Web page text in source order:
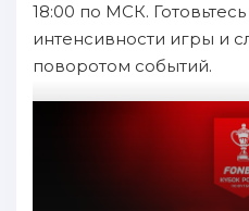
18:00 по МСК.
интенсивности игры и
поворотом событий.